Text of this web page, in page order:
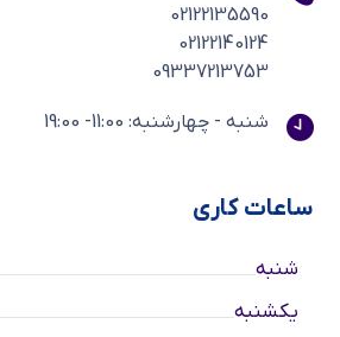
02122135590
02122140124
09337213753
شنبه - چهارشنبه: 11:00- 19:00
ساعات کاری
شنبه
یکشنبه